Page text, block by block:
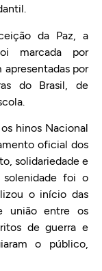
da Paz, a
marcada por
por
do Brasil, de
hinos Nacional
oficial dos
solidariedade e
foi o
o início das
união entre os
de guerra e
o público,